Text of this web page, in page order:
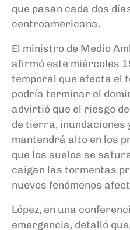
que pasan cada dos
centroamericana.
El ministro de Medio
afirmó este miércoles
temporal que afecta el
podría terminar el
advirtió que el riesgo
de tierra, inundaciones
mantendrá alto en los
que los suelos se
caigan las tormentas
nuevos fenómenos
López, en una
emergencia, detalló